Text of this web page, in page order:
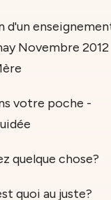
d'un
Novembre 2012
votre poche -
quelque chose?
quoi au juste?